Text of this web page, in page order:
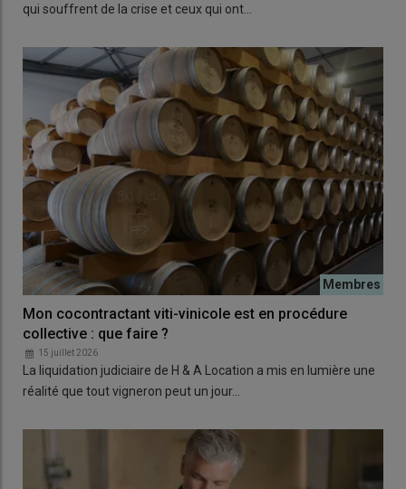
qui souffrent de la crise et ceux qui ont…
Mon cocontractant viti-vinicole est en procédure
collective : que faire ?
15 juillet 2026
La liquidation judiciaire de H & A Location a mis en lumière une
réalité que tout vigneron peut un jour…